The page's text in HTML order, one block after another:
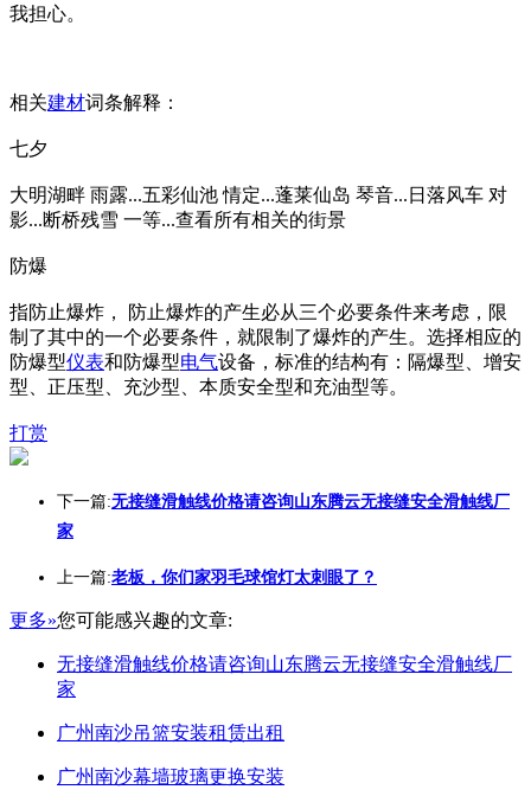
我担心。
相关建材词条解释：
七夕
大明湖畔 雨露...五彩仙池 情定...蓬莱仙岛 琴音...日落风车 对
影...断桥残雪 一等...查看所有相关的街景
防爆
指防止爆炸， 防止爆炸的产生必从三个必要条件来考虑，限
制了其中的一个必要条件，就限制了爆炸的产生。选择相应的
防爆型仪表和防爆型电气设备，标准的结构有：隔爆型、增安
型、正压型、充沙型、本质安全型和充油型等。
打赏
下一篇:无接缝滑触线价格请咨询山东腾云无接缝安全滑触线厂
家
上一篇:老板，你们家羽毛球馆灯太刺眼了？
更多»您可能感兴趣的文章:
无接缝滑触线价格请咨询山东腾云无接缝安全滑触线厂
家
广州南沙吊篮安装租赁出租
广州南沙幕墙玻璃更换安装